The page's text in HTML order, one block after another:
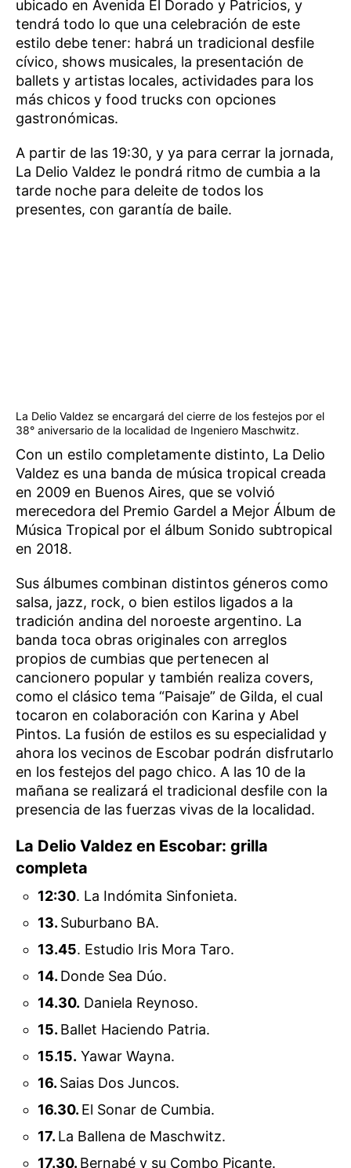
ubicado en Avenida El Dorado y Patricios, y
tendrá todo lo que una celebración de este
estilo debe tener: habrá un tradicional desfile
cívico, shows musicales, la presentación de
ballets y artistas locales, actividades para los
más chicos y food trucks con opciones
gastronómicas.
A partir de las 19:30, y ya para cerrar la jornada,
La Delio Valdez le pondrá ritmo de cumbia a la
tarde noche para deleite de todos los
presentes, con garantía de baile.
La Delio Valdez se encargará del cierre de los festejos por el
38° aniversario de la localidad de Ingeniero Maschwitz.
Con un estilo completamente distinto, La Delio
Valdez es una banda de música tropical creada
en 2009 en Buenos Aires, que se volvió
merecedora del Premio Gardel a Mejor Álbum de
Música Tropical por el álbum Sonido subtropical
en 2018.
Sus álbumes combinan distintos géneros como
salsa, jazz, rock, o bien estilos ligados a la
tradición andina del noroeste argentino. La
banda toca obras originales con arreglos
propios de cumbias que pertenecen al
cancionero popular y también realiza covers,
como el clásico tema “Paisaje” de Gilda, el cual
tocaron en colaboración con Karina y Abel
Pintos. La fusión de estilos es su especialidad y
ahora los vecinos de Escobar podrán disfrutarlo
en los festejos del pago chico. A las 10 de la
mañana se realizará el tradicional desfile con la
presencia de las fuerzas vivas de la localidad.
La Delio Valdez en Escobar: grilla
completa
12:30. La Indómita Sinfonieta.
13. Suburbano BA.
13.45. Estudio Iris Mora Taro.
14. Donde Sea Dúo.
14.30. Daniela Reynoso.
15. Ballet Haciendo Patria.
15.15. Yawar Wayna.
16. Saias Dos Juncos.
16.30. El Sonar de Cumbia.
17. La Ballena de Maschwitz.
17.30. Bernabé y su Combo Picante.